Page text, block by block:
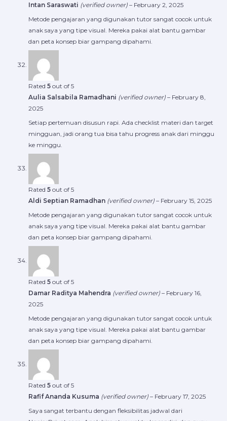
Intan Saraswati (verified owner) – February 2, 2025
Metode pengajaran yang digunakan tutor sangat cocok untuk
anak saya yang tipe visual. Mereka pakai alat bantu gambar
dan peta konsep biar gampang dipahami.
Rated 5 out of 5
Aulia Salsabila Ramadhani (verified owner) – February 8,
2025
Setiap pertemuan disusun rapi. Ada checklist materi dan target
mingguan, jadi orang tua bisa tahu progress anak dari minggu
ke minggu.
Rated 5 out of 5
Aldi Septian Ramadhan (verified owner) – February 15, 2025
Metode pengajaran yang digunakan tutor sangat cocok untuk
anak saya yang tipe visual. Mereka pakai alat bantu gambar
dan peta konsep biar gampang dipahami.
Rated 5 out of 5
Damar Raditya Mahendra (verified owner) – February 16,
2025
Metode pengajaran yang digunakan tutor sangat cocok untuk
anak saya yang tipe visual. Mereka pakai alat bantu gambar
dan peta konsep biar gampang dipahami.
Rated 5 out of 5
Rafif Ananda Kusuma (verified owner) – February 17, 2025
Saya sangat terbantu dengan fleksibilitas jadwal dari